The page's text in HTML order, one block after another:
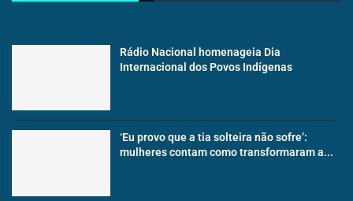
Rádio Nacional homenageia Dia
Internacional dos Povos Indígenas
‘Eu provo que a tia solteira não sofre’:
mulheres contam como transformaram a...